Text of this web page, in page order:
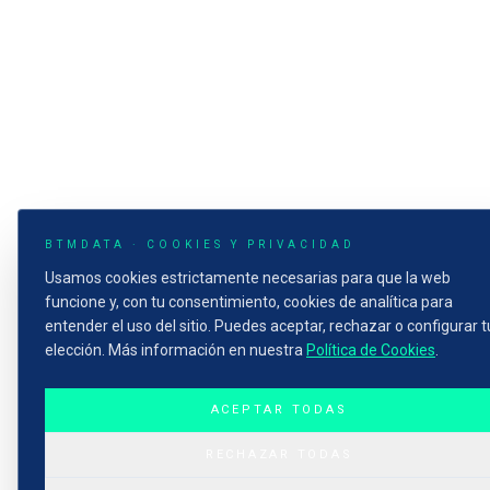
BTMDATA · COOKIES Y PRIVACIDAD
Usamos cookies estrictamente necesarias para que la web
funcione y, con tu consentimiento, cookies de analítica para
entender el uso del sitio. Puedes aceptar, rechazar o configurar
elección. Más información en nuestra Política de Cookies
ACEPTAR TODAS